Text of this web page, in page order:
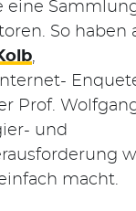
eine
So haben
Internet-
Prof.
und
macht.